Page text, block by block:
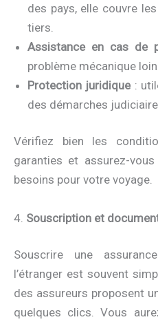
des pays, elle couvre
tiers.
Assistance en cas de
problème mécanique
Protection juridique:
des démarches
Vérifiez bien les
garanties et assurez-
besoins pour votre voyage.
4. Souscription et
Souscrire une
l’étranger est souvent
des assureurs proposent
quelques clics. Vous